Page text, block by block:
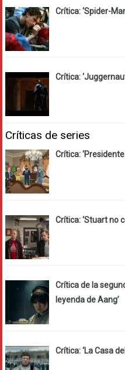
Crítica: ‘Spider-
Crítica:
Críticas de series
Crítica: ‘Presidente
Crítica: ‘Stuart no
Crítica de la
leyenda de Aang’
Crítica: ‘La Casa